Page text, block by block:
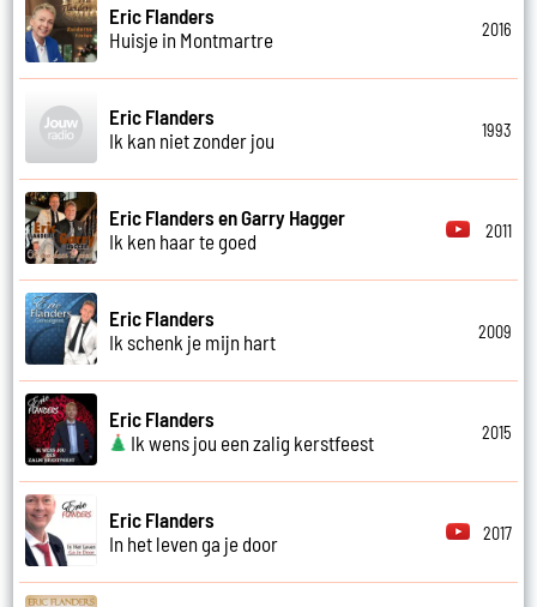
Eric Flanders
Huisje in Montmartre
2016
Eric Flanders
Ik kan niet zonder jou
1993
Eric Flanders en Garry Hagger
Ik ken haar te goed
2011
Eric Flanders
Ik schenk je mijn hart
2009
Eric Flanders
Ik wens jou een zalig kerstfeest
2015
Eric Flanders
In het leven ga je door
2017